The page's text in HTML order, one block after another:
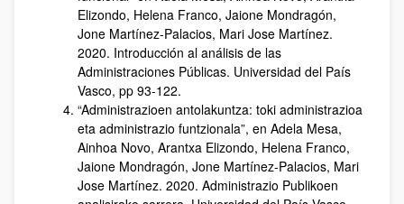
Elizondo, Helena Franco, Jaione Mondragón,
Jone Martínez-Palacios, Mari Jose Martínez.
2020. Introducción al análisis de las
Administraciones Públicas. Universidad del País
Vasco, pp 93-122.
“Administrazioen antolakuntza: toki administrazioa
eta administrazio funtzionala”, en Adela Mesa,
Ainhoa Novo, Arantxa Elizondo, Helena Franco,
Jaione Mondragón, Jone Martínez-Palacios, Mari
Jose Martínez. 2020. Administrazio Publikoen